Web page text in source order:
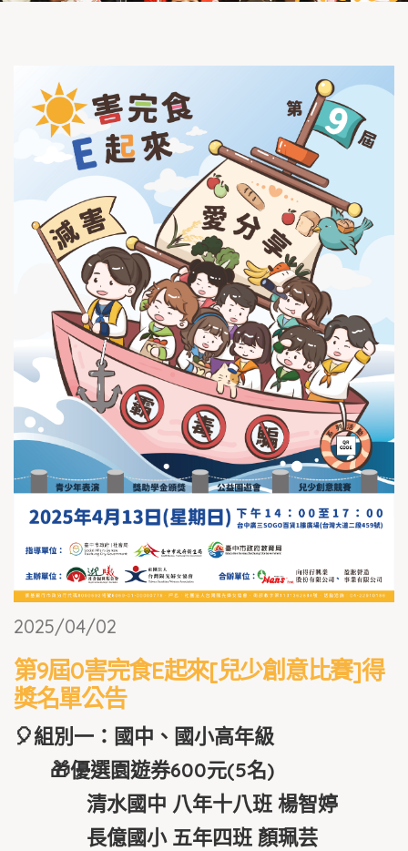
2025/04/02
第9屆0害完食E起來[兒少創意比賽]得
獎名單公告
🎈組別一：國中、國小高年級
🎁優選園遊券600元(5名)
清水國中 八年十八班 楊智婷
長億國小 五年四班 顏珮芸